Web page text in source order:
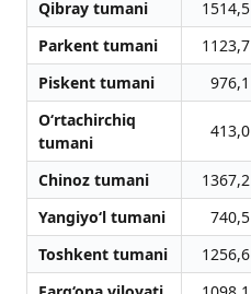
Qibray tumani 1514,5
Parkent tumani
1123,7
Piskent tumani
976,1
O‘rtachirchiq
tumani
413,0
Chinoz tumani 1367,2
Yangiyo‘l tumani
740,5
Toshkent tumani
1256,6